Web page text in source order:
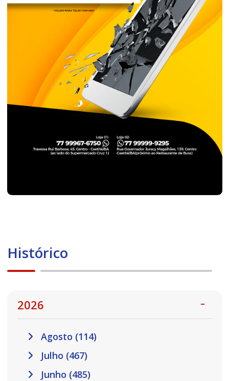
Histórico
2026
Agosto (114)
Julho (467)
Junho (485)